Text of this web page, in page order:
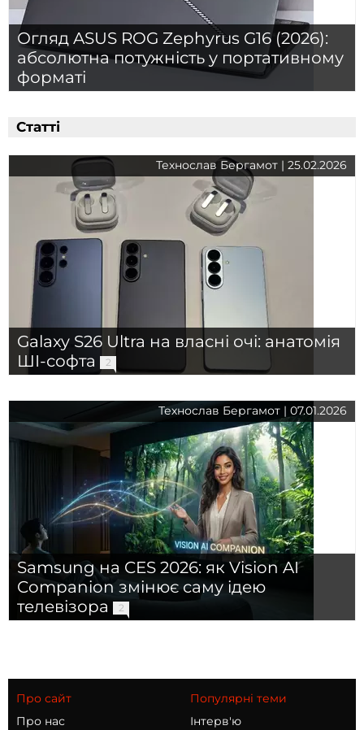
Огляд ASUS ROG Zephyrus G16 (2026):
абсолютна потужність у портативному
форматі
Статті
Galaxy S26 Ultra на власні очі: анатомія
ШІ-софта
2
Технослав Бергамот | 25.02.2026
Samsung на CES 2026: як Vision AI
Companion змінює саму ідею
телевізора
2
Технослав Бергамот | 07.01.2026
Про сайт
Про нас
Популярні теми
Інтерв'ю